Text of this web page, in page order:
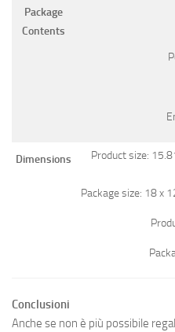
Package
Contents
Dimensions
Product size:
Package size: 18 x
Conclusioni
Anche se non è più possibile